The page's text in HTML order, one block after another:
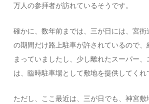
万人の参拝者が訪れているそうです。
確かに、数年前までは、三が日には、宮
の期間だけ路上駐車が許されているので
まっていましたし、少し離れたスーパー
は、臨時駐車場として敷地を提供してくれ
ただし、ここ最近は、三が日でも、神宮